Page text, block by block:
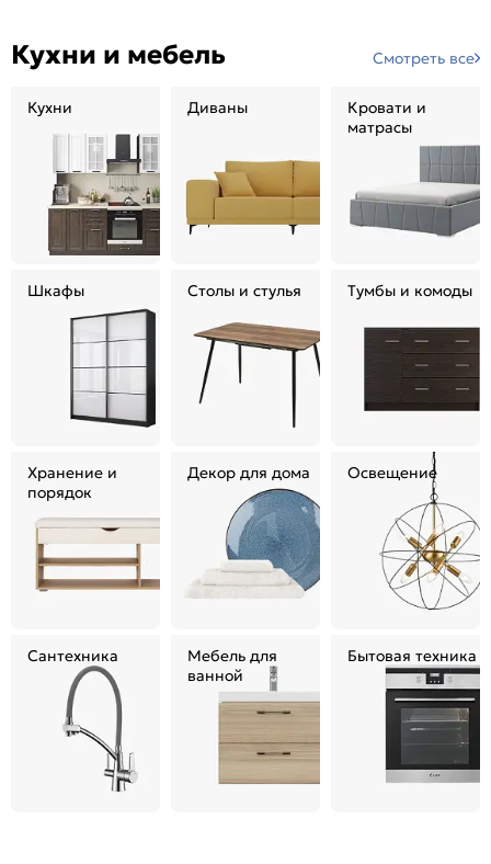
Кухни и мебель Смотреть все
Кухни Диваны
Кровати и
матрасы
Шкафы Столы и стулья Тумбы и комоды
Хранение и
порядок
Декор для дома Освещение
Сантехника
Мебель для
ванной
Бытовая техника